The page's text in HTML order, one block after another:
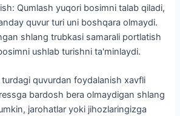
Qumlash yuqori bosimni talab qiladi,
quvur turi uni boshqara olmaydi.
shlang trubkasi samarali portlatish
ushlab turishni ta'minlaydi.
quvurdan foydalanish xavfli
bardosh bera olmaydigan shlang
jarohatlar yoki jihozlaringizga